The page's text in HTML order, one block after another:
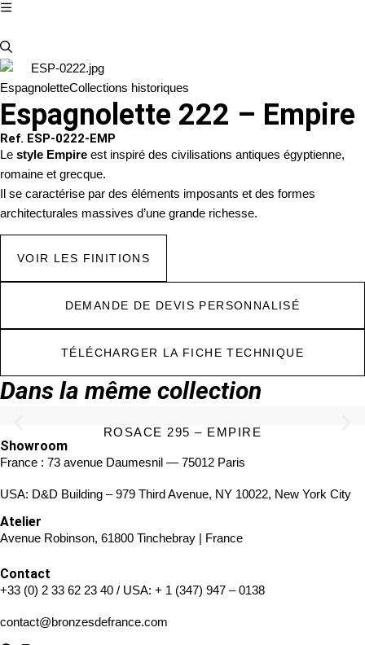
EspagnoletteCollections historiques
Espagnolette 222 – Empire
Ref. ESP-0222-EMP
Le style Empire est inspiré des civilisations antiques égyptienne,
romaine et grecque.
Il se caractérise par des éléments imposants et des formes
architecturales massives d’une grande richesse.
VOIR LES FINITIONS
DEMANDE DE DEVIS PERSONNALISÉ
TÉLÉCHARGER LA FICHE TECHNIQUE
Dans la même collection
ROSACE 295 – EMPIRE
Showroom
France : 73 avenue Daumesnil — 75012 Paris
USA: D&D Building – 979 Third Avenue, NY 10022, New York City
Atelier
Avenue Robinson, 61800 Tinchebray | France
Contact
+33 (0) 2 33 62 23 40 / USA: + 1 (347) 947 – 0138
contact@bronzesdefrance.com